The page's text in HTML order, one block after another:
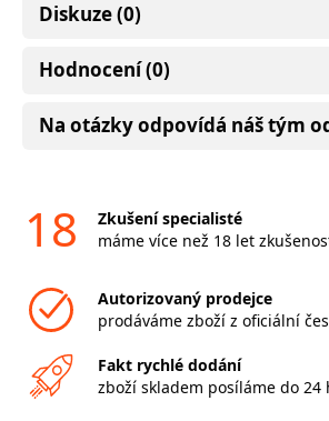
Diskuze (0)
Hodnocení (0)
Na otázky odpovídá náš tým
18
Zkušení specialisté
máme více než 18 let
Autorizovaný prodejce
prodáváme zboží z oficiální
Fakt rychlé dodání
zboží skladem posíláme do 24